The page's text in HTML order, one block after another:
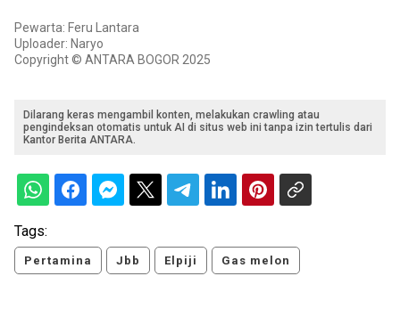
Pewarta: Feru Lantara
Uploader: Naryo
Copyright © ANTARA BOGOR 2025
Dilarang keras mengambil konten, melakukan crawling atau
pengindeksan otomatis untuk AI di situs web ini tanpa izin tertulis dari
Kantor Berita ANTARA.
Tags:
Pertamina Jbb Elpiji Gas melon